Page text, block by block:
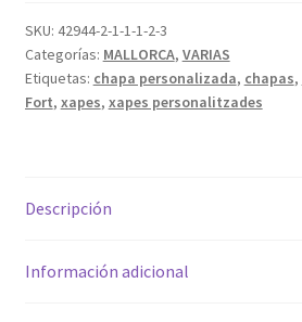
SKU: 42944-2-1-1-1-2-3
Categorías: MALLORCA, VARIAS
Etiquetas: chapa personalizada, chapas,
Fort, xapes, xapes personalitzades
Descripción
Información adicional